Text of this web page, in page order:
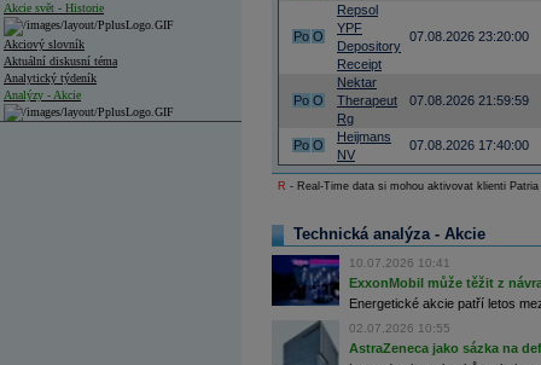
Akcie svět - Historie
Akciový slovník
Aktuální diskusní téma
Analytický týdeník
Analýzy - Akcie
Po O
Repsol
YPF
Depository
Receipt
07.08.2026 23:20:00
Po O
Nektar
Therapeut
Rg
07.08.2026 21:59:59
Po O
Heijmans
NV
07.08.2026 17:40:00
R - Real-Time data si mohou aktivovat klienti
Technická analýza - Akcie
10.07.2026 10:41
ExxonMobil může těžit z
Energetické akcie patří letos
02.07.2026 10:55
AstraZeneca jako sázka na